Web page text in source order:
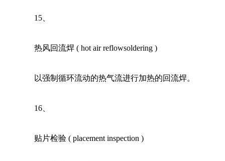
15
热风回流焊 ( hot air reflowsoldering )
以强制循环流动的热气流进行加热的回流焊。
16
贴片检验 ( placement inspection )